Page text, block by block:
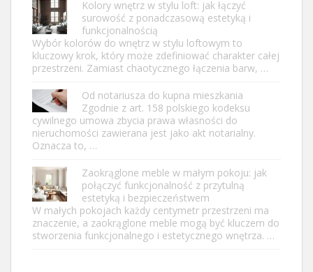
Kolory wnętrz w stylu loft: jak łączyć
surowość z ponadczasową estetyką i
funkcjonalnością
Wybór kolorów do wnętrz w stylu loftowym to
kluczowy krok, który może zdefiniować charakter całej
przestrzeni. Zamiast chaotycznego łączenia barw, …
Od notariusza do kupna mieszkania
Zgodnie z art. 158 polskiego kodeksu
cywilnego umowa zbycia prawa własności do
nieruchomości zawierana jest jako akt notarialny.
Oznacza to, …
Zaokrąglone meble w małym pokoju: jak
połączyć funkcjonalność z przytulną
estetyką i bezpieczeństwem
W małych pokojach każdy centymetr przestrzeni ma
znaczenie, a zaokrąglone meble mogą być kluczem do
stworzenia funkcjonalnego i estetycznego wnętrza. …